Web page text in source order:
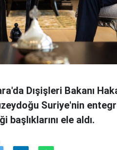
Dışişleri Bakanı
Suriye'nin
başlıklarını ele aldı.